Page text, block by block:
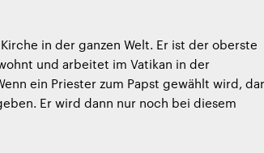
in der ganzen Welt. Er ist der oberste
und arbeitet im Vatikan in der
ein Priester zum Papst gewählt wird,
Er wird dann nur noch bei diesem